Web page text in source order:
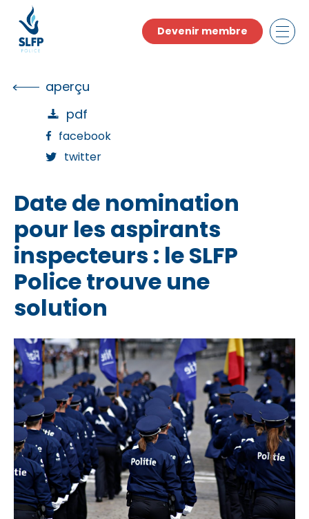
content
Devenir membre
aperçu
pdf
facebook
twitter
Date de nomination
pour les aspirants
inspecteurs : le SLFP
Police trouve une
solution